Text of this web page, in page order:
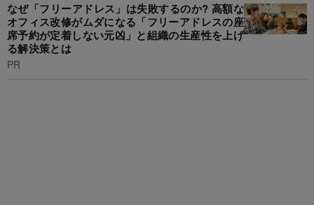
なぜ「フリーアドレス」は失敗するのか? 高額な
オフィス改修がムダになる「フリーアドレスの座
席予約が定着しない元凶」と組織の生産性を上げ
る解決策とは
PR